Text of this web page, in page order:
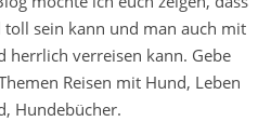
sein kann und man auch mit
herrlich verreisen kann. Gebe
Reisen mit Hund, Leben
Hundebücher.